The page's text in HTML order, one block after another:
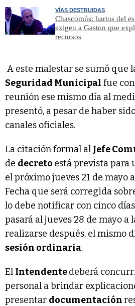
VÍAS DESTRUIDAS
Chascomús: hartos del
exigen a Gaston que
recursos
A este malestar se sumó que
Seguridad Municipal fue
reunión ese mismo día al
presentó, a pesar de haber
canales oficiales.
La citación formal al Jefe
de decreto está prevista para
el próximo jueves 21 de mayo
Fecha que será corregida
lo debe notificar con cinco
pasará al jueves 28 de mayo a
realizarse después, el mismo
sesión ordinaria.
El Intendentedeberá
personal a brindar
presentar documentación